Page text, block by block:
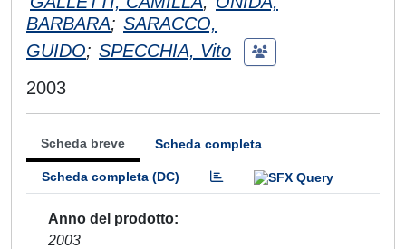
BARBARA; SARACCO,
GUIDO; SPECCHIA, Vito
2003
Scheda breve Scheda completa
Scheda completa (DC)
Anno del prodotto
2003